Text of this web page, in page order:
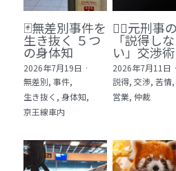
2 発達障害・精神疾患・
3 身体知・非言語・情動
4 創作・芸術・神秘 30冊
5 教育・マネジメント・
6 セールス・マーケティ
ル 21冊
日本語
日本語
🃏無差別事件を
生き抜く ５つ
の身体知
2026年7月19日 ·
無差別, 事件,
生き抜く, 身体知,
京王線車内
🙅‍♂️元刑事の
「説得しな
い」交渉術
2026年7月11日 ·
説得, 交渉, 苦情,
営業, 仲裁